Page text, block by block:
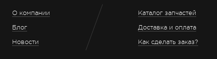
О компании
Блог
Новости
Каталог запчастей
Доставка и оплата
Как сделать заказ?